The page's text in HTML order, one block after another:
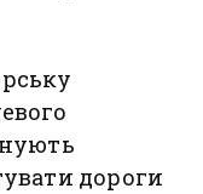
дороги